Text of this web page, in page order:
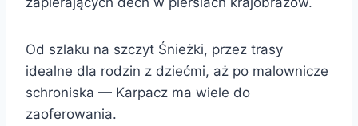
Od szlaku na szczyt Śnieżki, przez trasy
idealne dla rodzin z dziećmi, aż po malownicze
schroniska — Karpacz ma wiele do
zaoferowania.